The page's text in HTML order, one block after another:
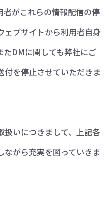
者がこれらの情報配信の停
ェブサイトから利用者自身
たDMに関しても弊社にご
付を停止させていただきま
扱いにつきまして、上記各
ながら充実を図っていきま